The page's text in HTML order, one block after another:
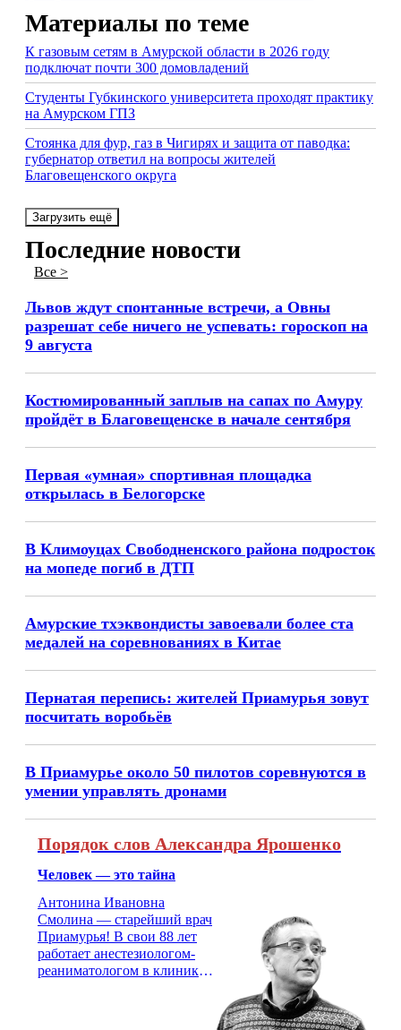
Материалы по теме
К газовым сетям в Амурской области в 2026 году
подключат почти 300 домовладений
Студенты Губкинского университета проходят практику
на Амурском ГПЗ
Стоянка для фур, газ в Чигирях и защита от паводка:
губернатор ответил на вопросы жителей
Благовещенского округа
Загрузить ещё
Последние новости
Все >
Львов ждут спонтанные встречи, а Овны
разрешат себе ничего не успевать: гороскоп на
9 августа
Костюмированный заплыв на сапах по Амуру
пройдёт в Благовещенске в начале сентября
Первая «умная» спортивная площадка
открылась в Белогорске
В Климоуцах Свободненского района подросток
на мопеде погиб в ДТП
Амурские тхэквондисты завоевали более ста
медалей на соревнованиях в Китае
Пернатая перепись: жителей Приамурья зовут
посчитать воробьёв
В Приамурье около 50 пилотов соревнуются в
умении управлять дронами
Порядок слов Александра Ярошенко
Человек — это тайна
Антонина Ивановна
Смолина — старейший врач
Приамурья! В свои 88 лет
работает анестезиологом-
реаниматологом в клинике